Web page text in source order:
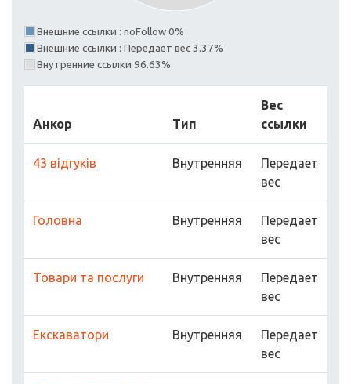
Внешние ссылки : noFollow 0%
Внешние ссылки : Передает вес 3.37%
Внутренние ссылки 96.63%
Анкор Тип
Вес
ссылки
43 відгуків Внутренняя
Передает
вес
Головна Внутренняя
Передает
вес
Товари та послуги Внутренняя
Передает
вес
Екскаватори Внутренняя
Передает
вес